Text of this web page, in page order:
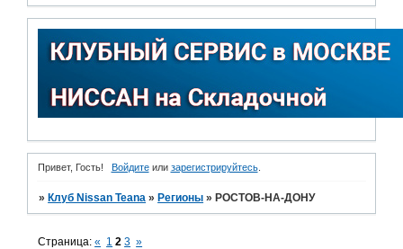
Привет, Гость! Войдитеили зарегистрируйтесь.
» Клуб Nissan Teana » Регионы » РОСТОВ-НА-ДОНУ
Страница:« 1 2 3 »